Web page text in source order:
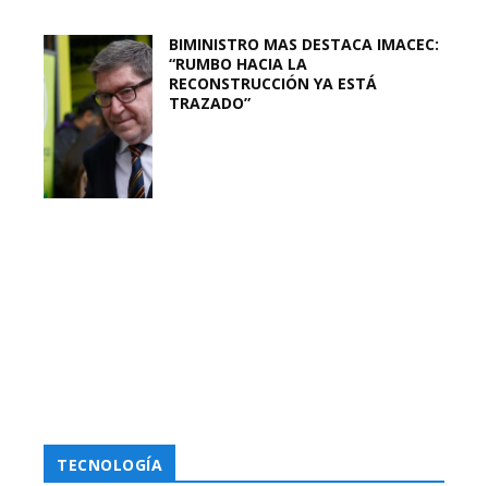
BIMINISTRO MAS DESTACA IMACEC:
“RUMBO HACIA LA
RECONSTRUCCIÓN YA ESTÁ
TRAZADO”
TECNOLOGÍA